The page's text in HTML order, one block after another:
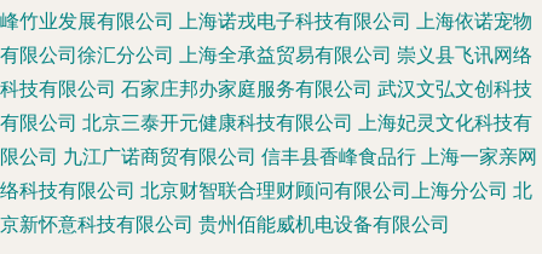
峰竹业发展有限公司 上海诺戎电子科技有限公司 上海依诺宠物
有限公司徐汇分公司 上海全承益贸易有限公司 崇义县飞讯网络
科技有限公司 石家庄邦办家庭服务有限公司 武汉文弘文创科技
有限公司 北京三泰开元健康科技有限公司 上海妃灵文化科技有
限公司 九江广诺商贸有限公司 信丰县香峰食品行 上海一家亲网
络科技有限公司 北京财智联合理财顾问有限公司上海分公司 北
京新怀意科技有限公司 贵州佰能威机电设备有限公司